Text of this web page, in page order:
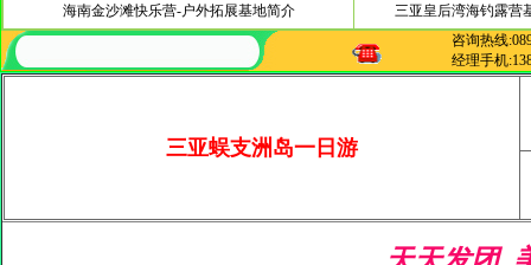
海南金沙滩快乐营-户外拓展基地简介
三亚皇后湾海钓露营
咨询热线
经理手机
三亚蜈支洲岛一日游